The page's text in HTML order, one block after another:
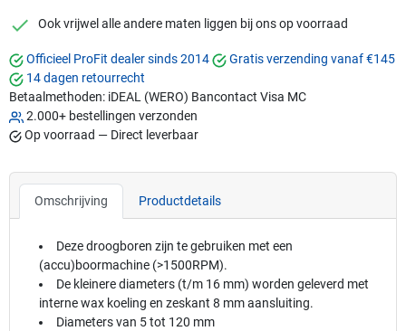
checkmark
Ook vrijwel alle andere maten liggen bij ons op voorraad
Officieel ProFit dealer sinds 2014
Gratis verzending vanaf €145
14 dagen retourrecht
Betaalmethoden: iDEAL (WERO) Bancontact Visa MC
2.000+ bestellingen verzonden
Op voorraad — Direct leverbaar
Omschrijving Productdetails
Deze droogboren zijn te gebruiken met een
(accu)boormachine (>1500RPM).
De kleinere diameters (t/m 16 mm) worden geleverd met
interne wax koeling en zeskant 8 mm aansluiting.
Diameters van 5 tot 120 mm